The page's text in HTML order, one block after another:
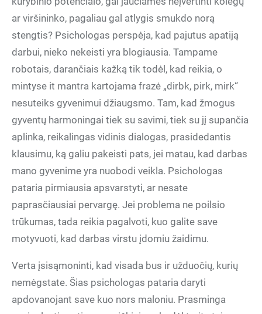
ar viršininko, pagaliau gal atlygis smukdo norą
stengtis? Psichologas perspėja, kad pajutus apatiją
darbui, nieko nekeisti yra blogiausia. Tampame
robotais, darančiais kažką tik todėl, kad reikia, o
mintyse it mantra kartojama frazė „dirbk, pirk, mirk“
nesuteiks gyvenimui džiaugsmo. Tam, kad žmogus
gyventų harmoningai tiek su savimi, tiek su jį supančia
aplinka, reikalingas vidinis dialogas, prasidedantis
klausimu, ką galiu pakeisti pats, jei matau, kad darbas
mano gyvenime yra nuobodi veikla. Psichologas
pataria pirmiausia apsvarstyti, ar nesate
paprasčiausiai pervargę. Jei problema ne poilsio
trūkumas, tada reikia pagalvoti, kuo galite save
motyvuoti, kad darbas virstu įdomiu žaidimu.
Verta įsisąmoninti, kad visada bus ir užduočių, kurių
nemėgstate. Šias psichologas pataria daryti
apdovanojant save kuo nors maloniu. Prasminga